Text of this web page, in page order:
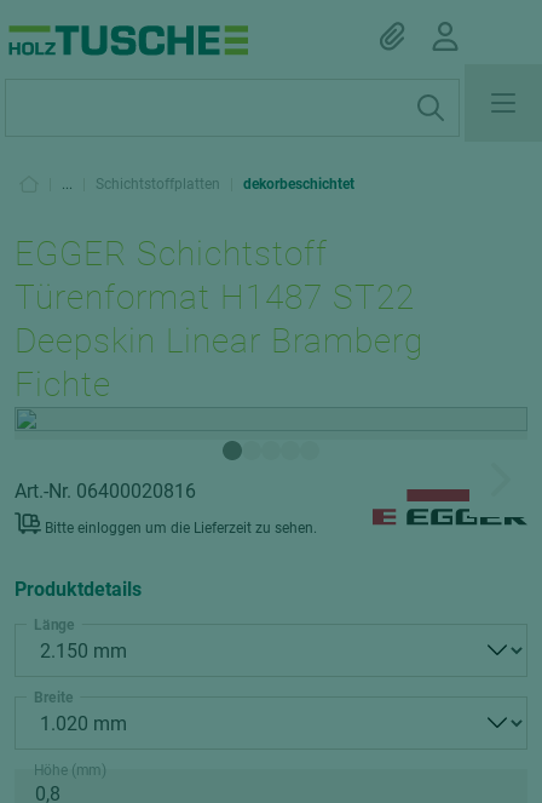
... Schichtstoffplatten dekorbeschichtet
EGGER Schichtstoff
Türenformat H1487 ST22
Deepskin Linear Bramberg
Fichte
Art.-Nr. 06400020816
Bitte einloggen um die Lieferzeit zu sehen.
Produktdetails
Länge
Breite
Höhe (mm)